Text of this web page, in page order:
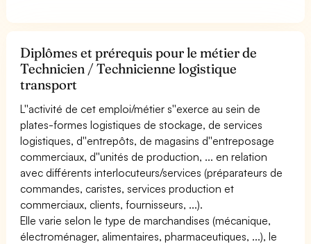
Diplômes et prérequis pour le métier de
Technicien / Technicienne logistique
transport
L''activité de cet emploi/métier s''exerce au sein de
plates-formes logistiques de stockage, de services
logistiques, d''entrepôts, de magasins d''entreposage
commerciaux, d''unités de production, ... en relation
avec différents interlocuteurs/services (préparateurs de
commandes, caristes, services production et
commerciaux, clients, fournisseurs, ...).
Elle varie selon le type de marchandises (mécanique,
électroménager, alimentaires, pharmaceutiques, ...), le